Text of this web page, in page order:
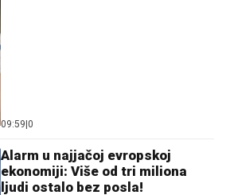
09:59 0
Alarm u najjačoj evropskoj
ekonomiji: Više od tri miliona
ljudi ostalo bez posla!